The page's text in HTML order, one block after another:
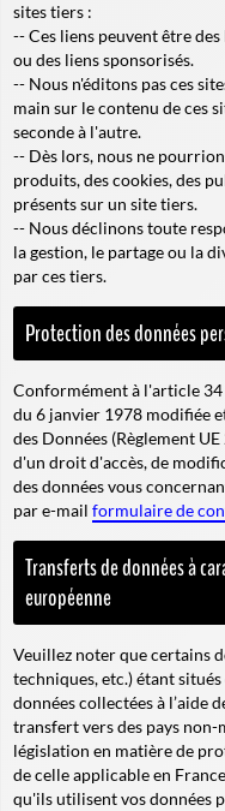
sites tiers :
-- Ces liens peuvent être
ou des liens sponsorisés.
-- Nous n'éditons pas ces
main sur le contenu de ces
seconde à l'autre.
-- Dès lors, nous ne
produits, des cookies, des
présents sur un site tiers.
-- Nous déclinons toute
la gestion, le partage ou la
par ces tiers.
Protection des données
Conformément à l'article
du 6 janvier 1978 modifiée
des Données (Règlement
d'un droit d'accès, de
des données vous
par e-mail formulaire de
Transferts de données à
européenne
Veuillez noter que certains
techniques, etc.) étant
données collectées à l’aide
transfert vers des pays
législation en matière de
de celle applicable en
qu'ils utilisent vos données